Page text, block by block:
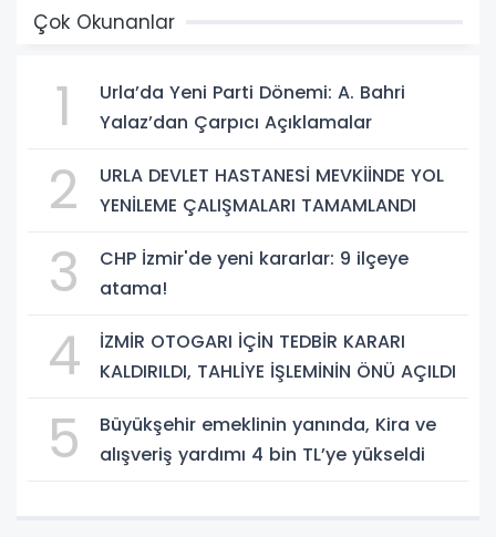
Çok Okunanlar
1
Urla’da Yeni Parti Dönemi: A. Bahri
Yalaz’dan Çarpıcı Açıklamalar
2
URLA DEVLET HASTANESİ MEVKİİNDE YOL
YENİLEME ÇALIŞMALARI TAMAMLANDI
3
CHP İzmir'de yeni kararlar: 9 ilçeye
atama!
4
İZMİR OTOGARI İÇİN TEDBİR KARARI
KALDIRILDI, TAHLİYE İŞLEMİNİN ÖNÜ AÇILDI
5
Büyükşehir emeklinin yanında, Kira ve
alışveriş yardımı 4 bin TL’ye yükseldi